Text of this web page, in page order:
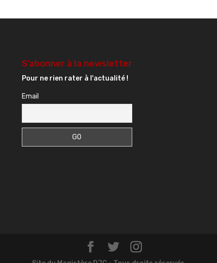
S’abonner à la newsletter
Pour ne rien rater à l'actualité !
Email